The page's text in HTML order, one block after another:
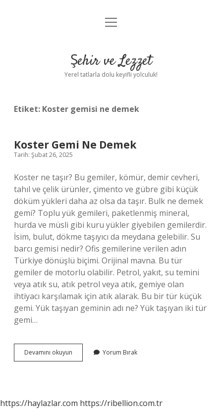
Anasayfa
Yasal Uyarı
menüyü
Şehir ve Lezzet
Yerel tatlarla dolu keyifli yolculuk!
Etiket: Koster gemisi ne demek
Koster Gemi Ne Demek
Tarih: Şubat 26, 2025
Koster ne taşır? Bu gemiler, kömür, demir cevheri,
tahıl ve çelik ürünler, çimento ve gübre gibi küçük
döküm yükleri daha az olsa da taşır. Bulk ne demek
gemi? Toplu yük gemileri, paketlenmiş mineral,
hurda ve müsli gibi kuru yükler giyebilen gemilerdir.
İsim, bulut, dökme taşıyıcı da meydana gelebilir. Su
barcı gemisi nedir? Ofis gemilerine verilen adın
Türkiye dönüşlü biçimi. Orijinal mavna. Bu tür
gemiler de motorlu olabilir. Petrol, yakıt, su temini
veya atık su, atık petrol veya atık, gemiye olan
ihtiyacı karşılamak için atık alarak. Bu bir tür küçük
gemi. Yük taşıyan geminin adı ne? Yük taşıyan iki tür
gemi…
Devamını okuyun
Gemi
Yorum Bırak
https://haylazlar.com https://ribellion.com.tr